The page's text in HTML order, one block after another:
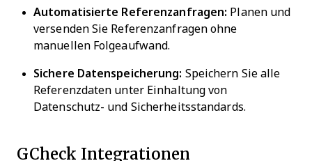
Automatisierte Referenzanfragen: Planen und
versenden Sie Referenzanfragen ohne
manuellen Folgeaufwand.
Sichere Datenspeicherung: Speichern Sie alle
Referenzdaten unter Einhaltung von
Datenschutz- und Sicherheitsstandards.
GCheck Integrationen